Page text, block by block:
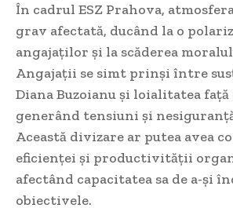
În cadrul ESZ Prahova,
grav afectată, ducând la o
angajaților și la scăderea
Angajații se simt prinși între
Diana Buzoianu și loialitatea
generând tensiuni și
Această divizare ar putea avea
eficienței și productivității
afectând capacitatea sa de a-și
obiectivele.